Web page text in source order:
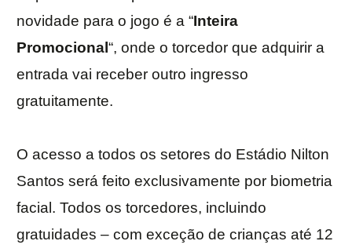
novidade para o jogo é a “Inteira
Promocional “, onde o torcedor que adquirir a
entrada vai receber outro ingresso
gratuitamente.
O acesso a todos os setores do Estádio Nilton
Santos será feito exclusivamente por biometria
facial. Todos os torcedores, incluindo
gratuidades – com exceção de crianças até 12